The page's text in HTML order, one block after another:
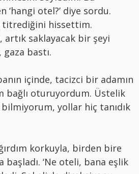
‘hangi otel?’ diye sordu.
titrediğini hissettim.
artık saklayacak bir şeyi
bastı.
içinde, tacizci bir adamın
bağlı oturuyordum. Üstelik
yollar hiç tanıdık
korkuyla, birden bire
başladı. ‘Ne oteli, bana eşlik